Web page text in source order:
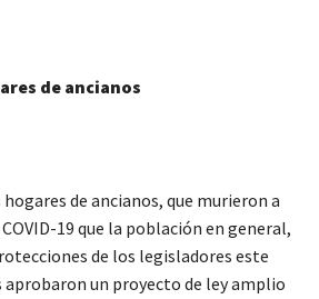
de ancianos
de ancianos, que murieron a
19 que la población en general,
de los legisladores este
aprobaron un proyecto de ley amplio